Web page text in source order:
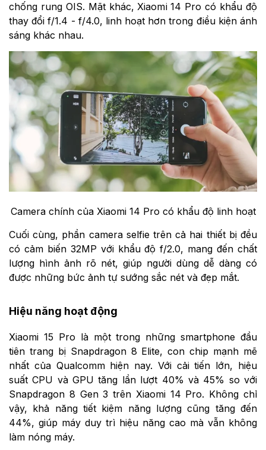
chống rung OIS. Mặt khác, Xiaomi 14 Pro có khẩu độ
thay đổi f/1.4 - f/4.0, linh hoạt hơn trong điều kiện ánh
sáng khác nhau.
Camera chính của Xiaomi 14 Pro có khẩu độ linh hoạt
Cuối cùng, phần camera selfie trên cả hai thiết bị đều
có cảm biến 32MP với khẩu độ f/2.0, mang đến chất
lượng hình ảnh rõ nét, giúp người dùng dễ dàng có
được những bức ảnh tự sướng sắc nét và đẹp mắt.
Hiệu năng hoạt động
Xiaomi 15 Pro là một trong những smartphone đầu
tiên trang bị Snapdragon 8 Elite, con chip mạnh mẽ
nhất của Qualcomm hiện nay. Với cải tiến lớn, hiệu
suất CPU và GPU tăng lần lượt 40% và 45% so với
Snapdragon 8 Gen 3 trên Xiaomi 14 Pro. Không chỉ
vậy, khả năng tiết kiệm năng lượng cũng tăng đến
44%, giúp máy duy trì hiệu năng cao mà vẫn không
làm nóng máy.